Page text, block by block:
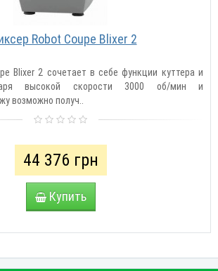
Robot Coupe Blixer 2
Blixer 2 сочетает в себе функции куттера и
высокой скорости 3000 об/мин и
возможно получ..
44 376 грн
Купить